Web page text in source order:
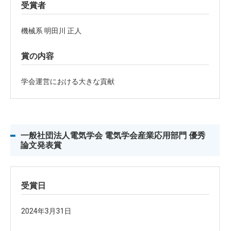
受賞者
機械系 明田川 正人
賞の内容
学会運営における大きな貢献
一般社団法人電気学会 電気学会産業応用部門 優秀
論文発表賞
受賞日
2024年3月31日